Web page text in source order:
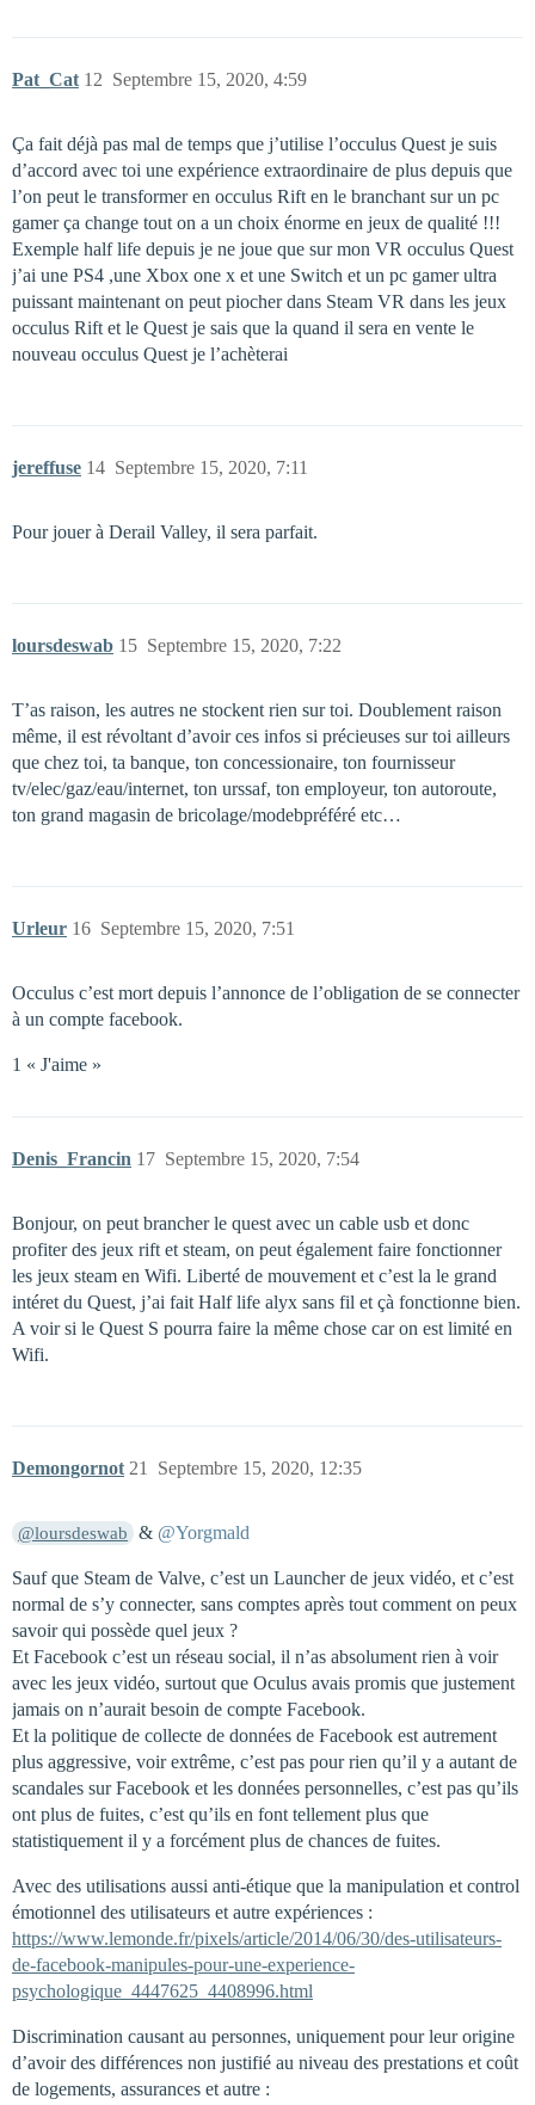
Pat_Cat Septembre 15, 2020, 4:59
12
Ça fait déjà pas mal de temps que j’utilise l’occulus Quest je suis
d’accord avec toi une expérience extraordinaire de plus depuis que
l’on peut le transformer en occulus Rift en le branchant sur un pc
gamer ça change tout on a un choix énorme en jeux de qualité !!!
Exemple half life depuis je ne joue que sur mon VR occulus Quest
j’ai une PS4 ,une Xbox one x et une Switch et un pc gamer ultra
puissant maintenant on peut piocher dans Steam VR dans les jeux
occulus Rift et le Quest je sais que la quand il sera en vente le
nouveau occulus Quest je l’achèterai
jereffuse Septembre 15, 2020, 7:11
14
Pour jouer à Derail Valley, il sera parfait.
loursdeswab Septembre 15, 2020, 7:22
15
T’as raison, les autres ne stockent rien sur toi. Doublement raison
même, il est révoltant d’avoir ces infos si précieuses sur toi ailleurs
que chez toi, ta banque, ton concessionaire, ton fournisseur
tv/elec/gaz/eau/internet, ton urssaf, ton employeur, ton autoroute,
ton grand magasin de bricolage/modebpréféré etc…
Urleur Septembre 15, 2020, 7:51
16
Occulus c’est mort depuis l’annonce de l’obligation de se connecter
à un compte facebook.
1 « J'aime »
Denis_Francin Septembre 15, 2020, 7:54
17
Bonjour, on peut brancher le quest avec un cable usb et donc
profiter des jeux rift et steam, on peut également faire fonctionner
les jeux steam en Wifi. Liberté de mouvement et c’est la le grand
intéret du Quest, j’ai fait Half life alyx sans fil et çà fonctionne bien.
A voir si le Quest S pourra faire la même chose car on est limité en
Wifi.
Demongornot Septembre 15, 2020, 12:35
21
@loursdeswab & @Yorgmald
Sauf que Steam de Valve, c’est un Launcher de jeux vidéo, et c’est
normal de s’y connecter, sans comptes après tout comment on peux
savoir qui possède quel jeux ?
Et Facebook c’est un réseau social, il n’as absolument rien à voir
avec les jeux vidéo, surtout que Oculus avais promis que justement
jamais on n’aurait besoin de compte Facebook.
Et la politique de collecte de données de Facebook est autrement
plus aggressive, voir extrême, c’est pas pour rien qu’il y a autant de
scandales sur Facebook et les données personnelles, c’est pas qu’ils
ont plus de fuites, c’est qu’ils en font tellement plus que
statistiquement il y a forcément plus de chances de fuites.
Avec des utilisations aussi anti-étique que la manipulation et control
émotionnel des utilisateurs et autre expériences :
https://www.lemonde.fr/pixels/article/2014/06/30/des-utilisateurs-
de-facebook-manipules-pour-une-experience-
psychologique_4447625_4408996.html
Discrimination causant au personnes, uniquement pour leur origine
d’avoir des différences non justifié au niveau des prestations et coût
de logements, assurances et autre :